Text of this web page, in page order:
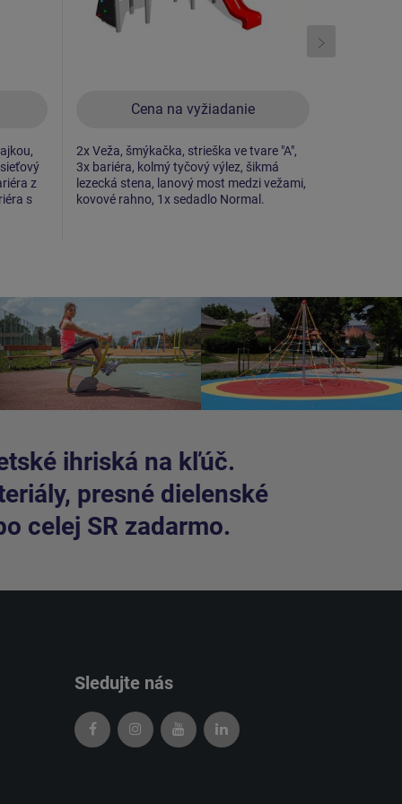
z
s
Cena na vyžiadanie
2x Veža, šmýkačka, strieška ve tvare "A",
3x bariéra, kolmý tyčový výlez, šikmá
lezecká stena, lanový most medzi vežami,
kovové rahno, 1x sedadlo Normal.
ihriská na kľúč.
presné dielenské
celej SR zadarmo.
Sledujte nás